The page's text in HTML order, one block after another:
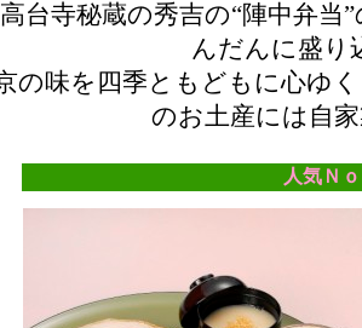
高台寺秘蔵の秀吉の“陣中弁
んだんに盛り
の味を四季ともどもに心ゆ
のお土産には自
人気Ｎ